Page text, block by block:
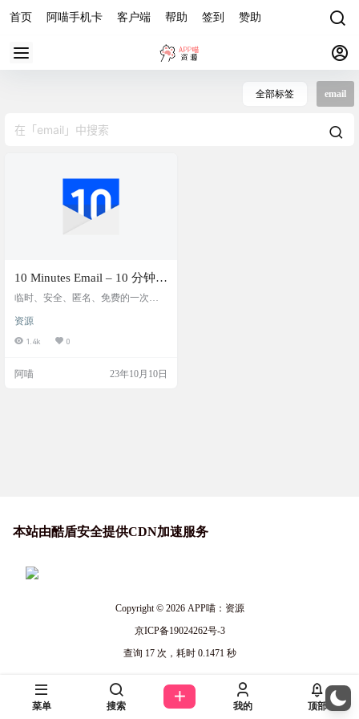
首页 阿喵手机卡 客户端 帮助 签到 赞助
全部标签 email
10 Minutes Email – 10 分钟一
次性电子邮件，临时邮箱网
临时、安全、匿名、免费的一次性
个临时页面接受信息 使用场景：需
要注册但是又不想用自己邮箱，可
件远离您的邮箱，保持安全 - 只需使
资源
1.4k 0
阿喵 23年10月10日
本站由酷盾安全提供CDN加速服务
Copyright © 2026APP喵：资源
京ICP备19024262号-3
查询 17 次，耗时 0.1471 秒
菜单 搜索 我的 顶部